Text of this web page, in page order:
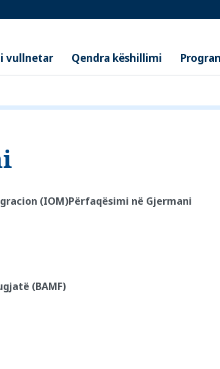
vullnetar Qendra këshillimi
(IOM)Përfaqësimi në Gjermani
(BAMF)